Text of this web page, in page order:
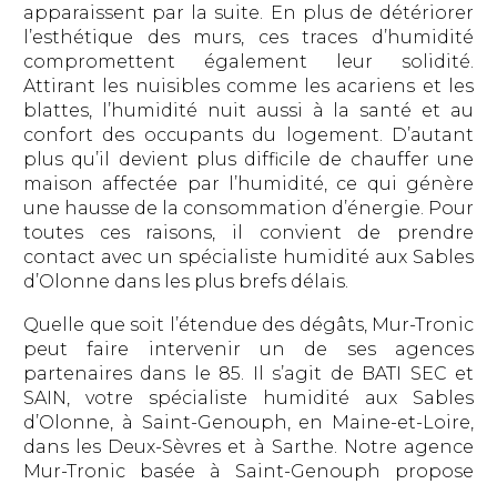
apparaissent par la suite. En plus de détériorer
l’esthétique des murs, ces traces d’humidité
compromettent également leur solidité.
Attirant les nuisibles comme les acariens et les
blattes, l’humidité nuit aussi à la santé et au
confort des occupants du logement. D’autant
plus qu’il devient plus difficile de chauffer une
maison affectée par l’humidité, ce qui génère
une hausse de la consommation d’énergie. Pour
toutes ces raisons, il convient de prendre
contact avec un spécialiste humidité aux Sables
d’Olonne dans les plus brefs délais.
Quelle que soit l’étendue des dégâts, Mur-Tronic
peut faire intervenir un de ses agences
partenaires dans le 85. Il s’agit de BATI SEC et
SAIN, votre spécialiste humidité aux Sables
d’Olonne, à Saint-Genouph, en Maine-et-Loire,
dans les Deux-Sèvres et à Sarthe. Notre agence
Mur-Tronic basée à Saint-Genouph propose